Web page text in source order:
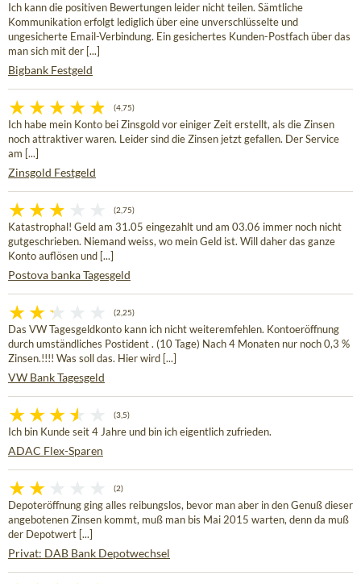
Ich kann die positiven Bewertungen leider nicht teilen. Sämtliche
Kommunikation erfolgt lediglich über eine unverschlüsselte und
ungesicherte Email-Verbindung. Ein gesichertes Kunden-Postfach über das
man sich mit der [...]
Bigbank Festgeld
(4,75)
Ich habe mein Konto bei Zinsgold vor einiger Zeit erstellt, als die Zinsen
noch attraktiver waren. Leider sind die Zinsen jetzt gefallen. Der Service
am [...]
Zinsgold Festgeld
(2,75)
Katastrophal! Geld am 31.05 eingezahlt und am 03.06 immer noch nicht
gutgeschrieben. Niemand weiss, wo mein Geld ist. Will daher das ganze
Konto auflösen und [...]
Postova banka Tagesgeld
(2,25)
Das VW Tagesgeldkonto kann ich nicht weiteremfehlen. Kontoeröffnung
durch umständliches Postident . (10 Tage) Nach 4 Monaten nur noch 0,3 %
Zinsen.!!!! Was soll das. Hier wird [...]
VW Bank Tagesgeld
(3,5)
Ich bin Kunde seit 4 Jahre und bin ich eigentlich zufrieden.
ADAC Flex-Sparen
(2)
Depoteröffnung ging alles reibungslos, bevor man aber in den Genuß dieser
angebotenen Zinsen kommt, muß man bis Mai 2015 warten, denn da muß
der Depotwert [...]
Privat: DAB Bank Depotwechsel